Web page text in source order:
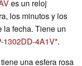
es un reloj
los minutos y los
la fecha. Tiene un
1302DD-4A1V .
una esfera rosa